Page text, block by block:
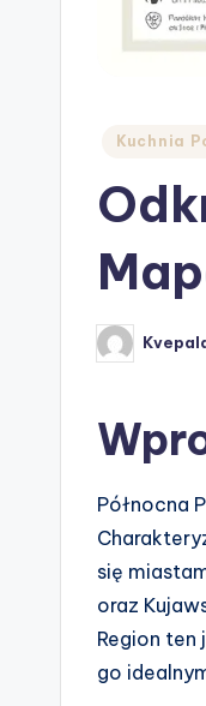
Posted
Kuchnia
Posted
by
Północna
się
oraz
Region ten
go